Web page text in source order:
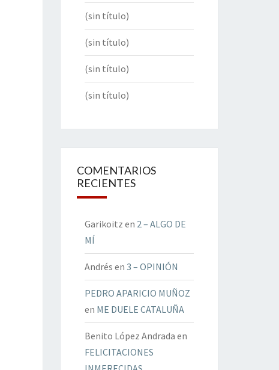
(sin título)
(sin título)
(sin título)
(sin título)
COMENTARIOS
RECIENTES
Garikoitz en 2 – ALGO DE
MÍ
Andrés en 3 – OPINIÓN
PEDRO APARICIO MUÑOZ
en ME DUELE CATALUÑA
Benito López Andrada en
FELICITACIONES